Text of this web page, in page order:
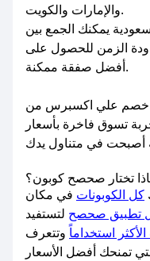
والإمارات والكويت.
يمكنك الجمع بين
الزمن للحصول على
أفضل صفقة ممكنة.
خصم علي اكسبرس من
تسوق فاخرة بأسعار
تختار صحصح كوبون؟
كل الكوبونات في مكان
تطبيق صحصح لتستفيد
استخداماًوتتعرف